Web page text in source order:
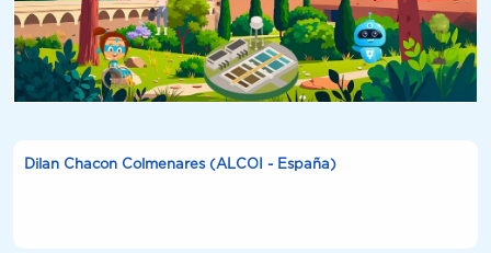
Dilan Chacon Colmenares (ALCOI - España)